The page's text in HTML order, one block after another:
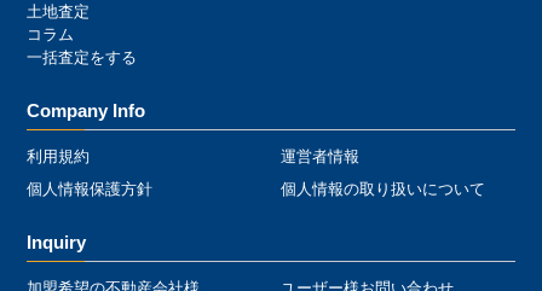
土地査定
コラム
一括査定をする
Company Info
利用規約
運営者情報
個人情報保護方針
個人情報の取り扱いについて
Inquiry